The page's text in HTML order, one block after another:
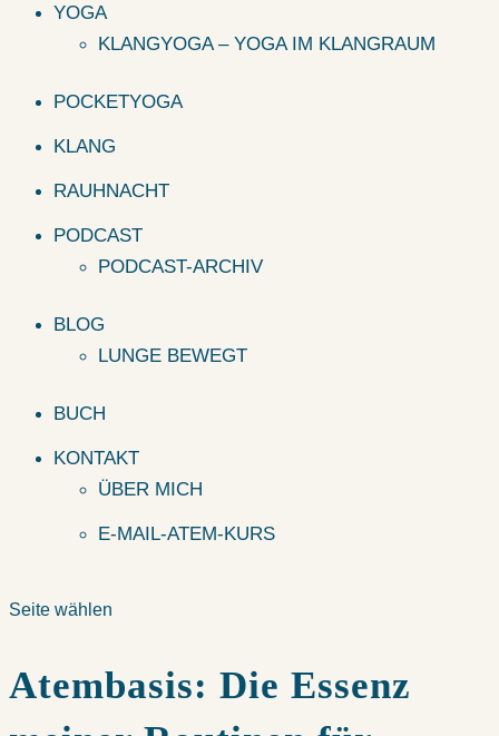
YOGA
KLANGYOGA – YOGA IM KLANGRAUM
POCKETYOGA
KLANG
RAUHNACHT
PODCAST
PODCAST-ARCHIV
BLOG
LUNGE BEWEGT
BUCH
KONTAKT
ÜBER MICH
E-MAIL-ATEM-KURS
Seite wählen
Atembasis: Die Essenz